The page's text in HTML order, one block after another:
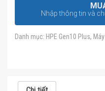
Nhập thông tin và
Danh mục: HPE Gen10 Plus,